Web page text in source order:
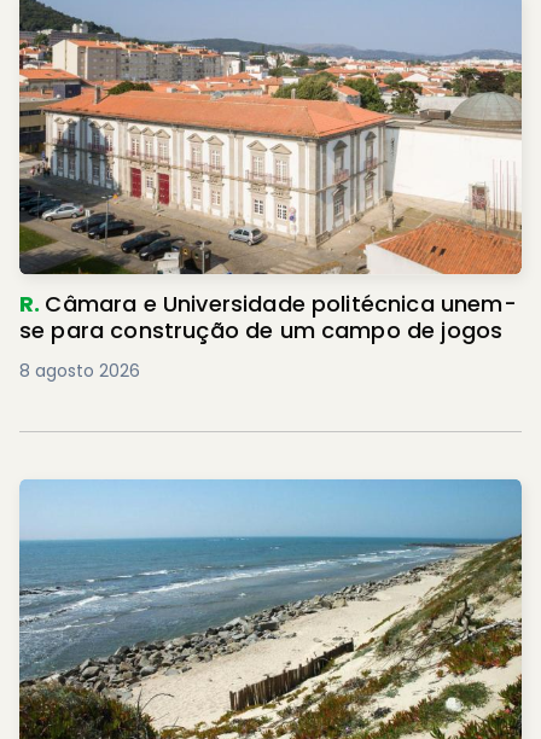
R. Câmara e Universidade politécnica unem-
se para construção de um campo de jogos
8 agosto 2026